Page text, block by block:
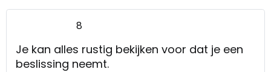
8
Je kan alles rustig bekijken voor dat je een
beslissing neemt.